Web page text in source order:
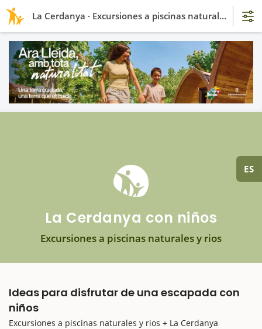
ES
La Cerdanya con niños
Excursiones a piscinas naturales y rios
Ideas para disfrutar de una escapada con
niños
Excursiones a piscinas naturales y rios + La Cerdanya
La Cerdanya · Excursiones a piscinas naturales y rios